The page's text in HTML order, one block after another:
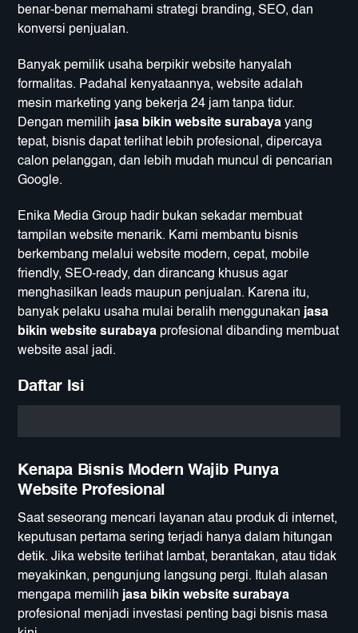
benar-benar memahami strategi branding, SEO, dan
konversi penjualan.
Banyak pemilik usaha berpikir website hanyalah
formalitas. Padahal kenyataannya, website adalah
mesin marketing yang bekerja 24 jam tanpa tidur.
Dengan memilih jasa bikin website surabaya yang
tepat, bisnis dapat terlihat lebih profesional, dipercaya
calon pelanggan, dan lebih mudah muncul di pencarian
Google.
Enika Media Group hadir bukan sekadar membuat
tampilan website menarik. Kami membantu bisnis
berkembang melalui website modern, cepat, mobile
friendly, SEO-ready, dan dirancang khusus agar
menghasilkan leads maupun penjualan. Karena itu,
banyak pelaku usaha mulai beralih menggunakan jasa
bikin website surabaya profesional dibanding membuat
website asal jadi.
Daftar Isi
Kenapa Bisnis Modern Wajib Punya
Website Profesional
Saat seseorang mencari layanan atau produk di internet,
keputusan pertama sering terjadi hanya dalam hitungan
detik. Jika website terlihat lambat, berantakan, atau tidak
meyakinkan, pengunjung langsung pergi. Itulah alasan
mengapa memilih jasa bikin website surabaya
profesional menjadi investasi penting bagi bisnis masa